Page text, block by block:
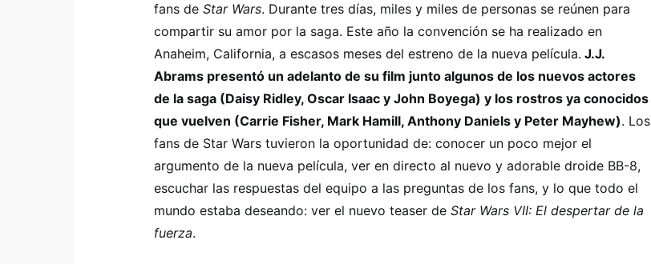
fans de Star Wars. Durante tres días, miles y miles de personas se reúnen para
compartir su amor por la saga. Este año la convención se ha realizado en
Anaheim, California, a escasos meses del estreno de la nueva película. J.J.
Abrams presentó un adelanto de su film junto algunos de los nuevos actores
de la saga (Daisy Ridley, Oscar Isaac y John Boyega) y los rostros ya conocidos
que vuelven (Carrie Fisher, Mark Hamill, Anthony Daniels y Peter Mayhew). Los
fans de Star Wars tuvieron la oportunidad de: conocer un poco mejor el
argumento de la nueva película, ver en directo al nuevo y adorable droide BB-8,
escuchar las respuestas del equipo a las preguntas de los fans, y lo que todo el
mundo estaba deseando: ver el nuevo teaser de Star Wars VII: El despertar de la
fuerza.